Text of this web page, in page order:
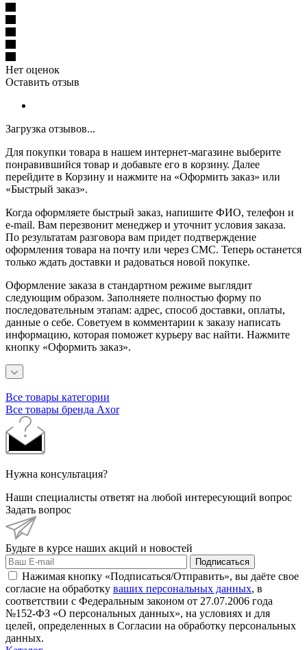
Нет оценок
Оставить отзыв
Загрузка отзывов...
Для покупки товара в нашем интернет-магазине выберите
понравившийся товар и добавьте его в корзину. Далее
перейдите в Корзину и нажмите на «Оформить заказ» или
«Быстрый заказ».
Когда оформляете быстрый заказ, напишите ФИО, телефон и
e-mail. Вам перезвонит менеджер и уточнит условия заказа.
По результатам разговора вам придет подтверждение
оформления товара на почту или через СМС. Теперь останется
только ждать доставки и радоваться новой покупке.
Оформление заказа в стандартном режиме выглядит
следующим образом. Заполняете полностью форму по
последовательным этапам: адрес, способ доставки, оплаты,
данные о себе. Советуем в комментарии к заказу написать
информацию, которая поможет курьеру вас найти. Нажмите
кнопку «Оформить заказ».
Все товары категории
Все товары бренда Axor
Нужна консультация?
Наши специалисты ответят на любой интересующий вопрос
Задать вопрос
Будьте в курсе наших акций и новостей
Подписаться
Нажимая кнопку «Подписаться/Отправить», вы даёте свое
согласие на обработку ваших персональных данных, в
соответствии с Федеральным законом от 27.07.2006 года
№152-ФЗ «О персональных данных», на условиях и для
целей, определенных в Согласии на обработку персональных
данных.